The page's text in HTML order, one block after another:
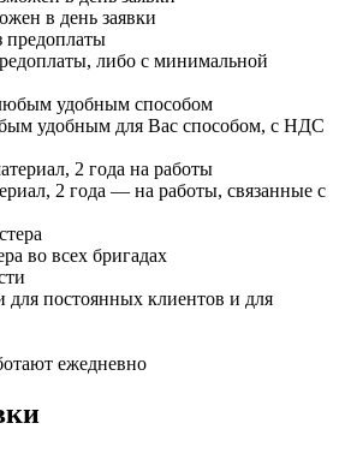
в день заявки
либо с минимальной
удобным для Вас способом, с НДС
2 года — на работы, связанные с
во всех бригадах
постоянных клиентов и для
ежедневно